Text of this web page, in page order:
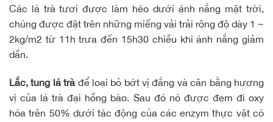
Các lá trà tươi được làm héo dưới ánh nắng mặt trời,
chúng được đặt trên những miếng vải trải rộng độ dày 1 ~
2kg/m2 từ 11h trưa đến 15h30 chiều khi ánh nắng giảm
dần.
Lắc, tung lá trà để loại bỏ bớt vị đắng và cân bằng hương
vị của lá trà đại hồng bào. Sau đó nó được đem đi oxy
hóa trên 50% dưới tác động của các enzym thực vật có